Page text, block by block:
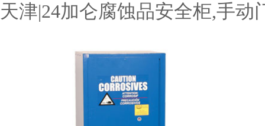
天津|24加仑腐蚀品安全柜,手动